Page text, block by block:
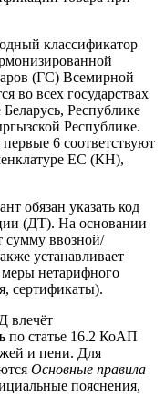
классификатор
(ГС) Всемирной
во всех государствах
Республике
Республике.
первые 6 соответствуют
ЕС (КН),
обязан указать код
(ДТ). На основании
сумму ввозной/
устанавливает
нетарифного
сертификаты).
влечёт
по статье 16.2 КоАП
и пени. Для
Основные правила
пояснения,